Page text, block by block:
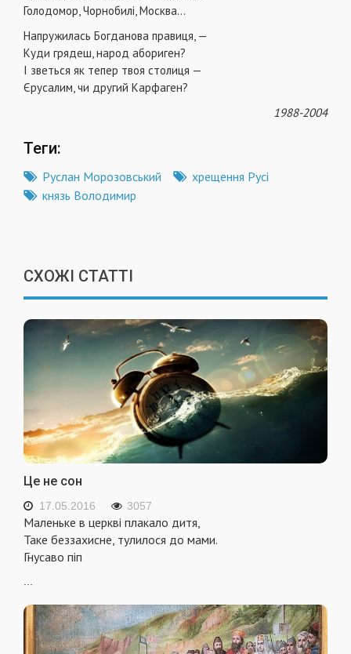
Голодомор, Чорнобилі, Москва...
Напружилась Богданова правиця, —
Куди грядеш, народ абориген?
І зветься як тепер твоя столиця —
Єрусалим, чи другий Карфаген?
1988-2004
Теги:
Руслан Морозовський
хрещення Русі
князь Володимир
СХОЖІ СТАТТІ
Це не сон
17.05.2016 3057
Маленьке в церкві плакало дитя,
Таке беззахисне, тулилося до мами.
Гнусаво піп